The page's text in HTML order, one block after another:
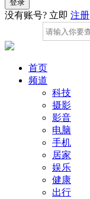
没有账号? 立即 注册
首页
频道
科技
摄影
影音
电脑
手机
居家
娱乐
健康
出行